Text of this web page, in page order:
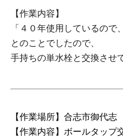
【作業内容】
「４０年使用しているので
とのことでしたので、
手持ちの単水栓と交換させ
【作業場所】合志市御代志
【作業内容】ボールタップ